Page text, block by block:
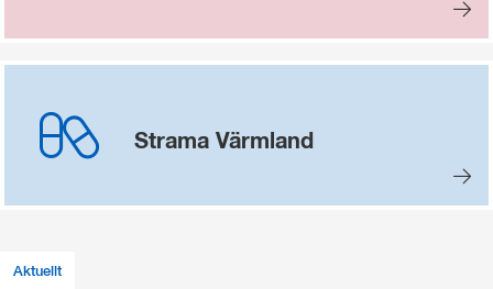
Strama Värmland
Aktuellt